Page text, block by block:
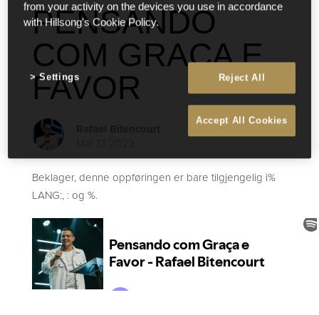
PENSANDO
COM GRAÇA E
FAVOR
Beklager, denne oppføringen er bare tilgjengelig i%
LANG:, : og %.
from your activity on the devices you use in accordance
with Hillsong's Cookie Policy.
Reject All
Accept All Cookies
Settings